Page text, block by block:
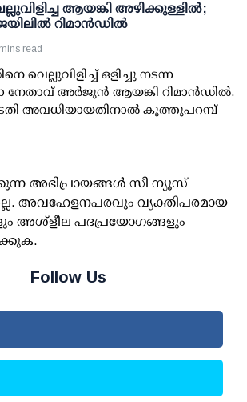
ആയങ്കി അഴിക്കുള്ളില്‍;
റിമാന്‍ഡില്‍
read
വെല്ലുവിളിച്ച് ഒളിച്ചു നടന്ന
നേതാവ് അര്‍ജുന്‍ ആയങ്കി റിമാന്‍ഡില്‍.
അവധിയായതിനാല്‍ കൂത്തുപറമ്പ്
അഭിപ്രായങ്ങള്‍ സീ ന്യൂസ്
അവഹേളനപരവും വ്യക്തിപരമായ
അശ്‌ളീല പദപ്രയോഗങ്ങളും
Follow Us